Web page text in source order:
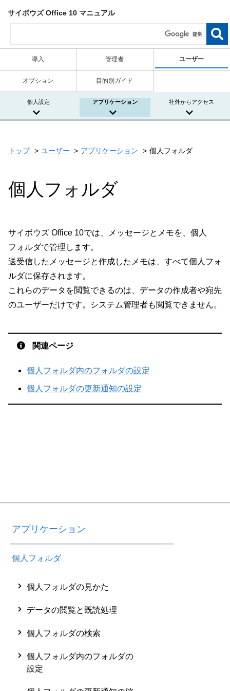
サイボウズ Office 10 マニュアル
導入 管理者 ユーザー
オプション 目的別ガイド
個人設定 アプリケーション 社外からアクセス
トップ ユーザー アプリケーション 個人フォルダ
個人フォルダ
サイボウズ Office 10では、メッセージとメモを、個人
フォルダで管理します。
送受信したメッセージと作成したメモは、すべて個人フォ
ルダに保存されます。
これらのデータを閲覧できるのは、データの作成者や宛先
のユーザーだけです。システム管理者も閲覧できません。
関連ページ
個人フォルダ内のフォルダの設定
個人フォルダの更新通知の設定
アプリケーション
個人フォルダ
個人フォルダの見かた
データの閲覧と既読処理
個人フォルダの検索
個人フォルダ内のフォルダの
設定